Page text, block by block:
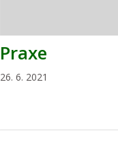
Praxe
26. 6. 2021